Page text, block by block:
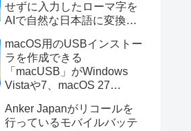
せずに入力したローマ字を
AIで自然な日本語に変換し
力アプリ「Nospace」がリ
リース。
macOS用のUSBインストー
ラを作成できる
「macUSB」がWindows
Vistaや7、macOS 27
トーラの作成に対応。
Anker Japanがリコールを
行っているモバイルバッテ